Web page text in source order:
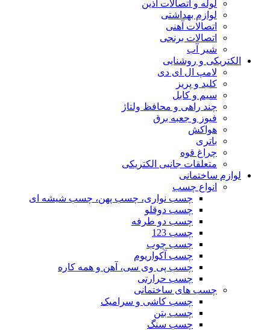
لوله و اتصالات آذین
لوازم بهداشتی
اتصالات آهنی
اتصالات برنجی
شیر آب
الکتریکی و روشنایی
لامپ ال ای دی
کلید و پریز
سیم و کابل
چند راهی و محافظ ولتاژ
فیوز و جعبه برق
هواکش
باتری
چراغ قوه
متعلقات جانبی الکتریکی
لوازم ساختمانی
انواع چسب
چسب نواری، چسب پهن، چسب شیشه ای
چسب دوقلو
چسب دو طرفه
چسب 123
چسب چوب
چسب آکواریوم
چسب پی وی سی، آهن و همه کاره
چسب حرارتی
چسب های ساختمانی
چسب کاشی و سرامیک
چسب بتن
چسب سنگ